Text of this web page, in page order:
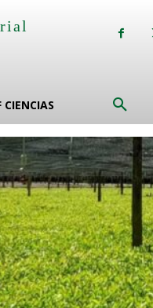
CIENCIAS